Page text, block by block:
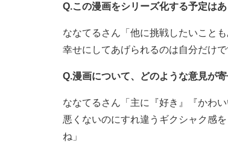
Q.この漫画をシリーズ化する予定はあ
ななてるさん「他に挑戦したいこと
幸せにしてあげられるのは自分だけで
Q.漫画について、どのような意見が寄
ななてるさん「主に『好き』『かわ
悪くないのにすれ違うギクシャク感
ね」